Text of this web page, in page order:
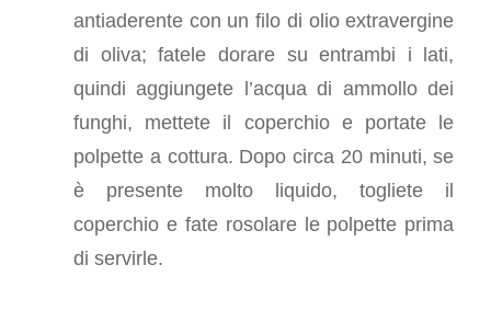
antiaderente con un filo di olio extravergine
di oliva; fatele dorare su entrambi i lati,
quindi aggiungete l’acqua di ammollo dei
funghi, mettete il coperchio e portate le
polpette a cottura. Dopo circa 20 minuti, se
è presente molto liquido, togliete il
coperchio e fate rosolare le polpette prima
di servirle.